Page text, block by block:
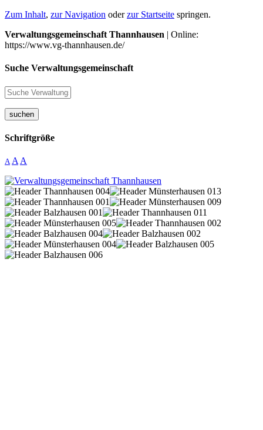
Zum Inhalt, zur Navigation oderzur Startseite springen.
Verwaltungsgemeinschaft Thannhausen | Online:
https://www.vg-thannhausen.de/
Suche Verwaltungsgemeinschaft
suchen
Schriftgröße
A A A